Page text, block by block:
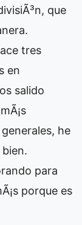
que
tres
en
salido
he
para
porque es